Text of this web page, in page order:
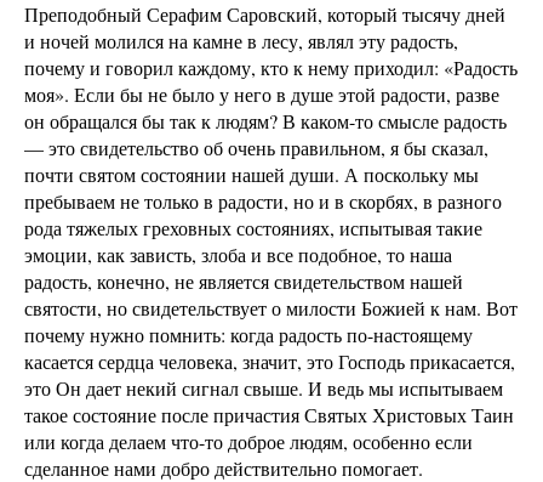
Преподобный Серафим Саровский, который тысячу дней
и ночей молился на камне в лесу, являл эту радость,
почему и говорил каждому, кто к нему приходил: «Радость
моя». Если бы не было у него в душе этой радости, разве
он обращался бы так к людям? В каком-то смысле радость
— это свидетельство об очень правильном, я бы сказал,
почти святом состоянии нашей души. А поскольку мы
пребываем не только в радости, но и в скорбях, в разного
рода тяжелых греховных состояниях, испытывая такие
эмоции, как зависть, злоба и все подобное, то наша
радость, конечно, не является свидетельством нашей
святости, но свидетельствует о милости Божией к нам. Вот
почему нужно помнить: когда радость по-настоящему
касается сердца человека, значит, это Господь прикасается,
это Он дает некий сигнал свыше. И ведь мы испытываем
такое состояние после причастия Святых Христовых Таин
или когда делаем что-то доброе людям, особенно если
сделанное нами добро действительно помогает.